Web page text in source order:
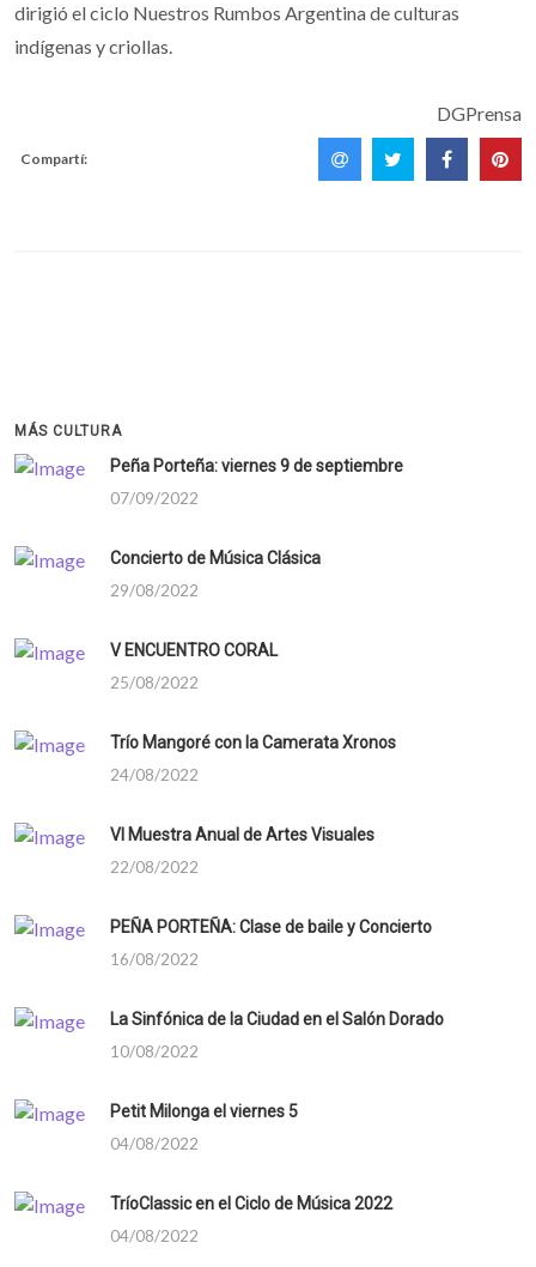
dirigió el ciclo Nuestros Rumbos Argentina de culturas
indígenas y criollas.
DGPrensa
Compartí:
MÁS CULTURA
Peña Porteña: viernes 9 de septiembre
07/09/2022
Concierto de Música Clásica
29/08/2022
V ENCUENTRO CORAL
25/08/2022
Trío Mangoré con la Camerata Xronos
24/08/2022
VI Muestra Anual de Artes Visuales
22/08/2022
PEÑA PORTEÑA: Clase de baile y Concierto
16/08/2022
La Sinfónica de la Ciudad en el Salón Dorado
10/08/2022
Petit Milonga el viernes 5
04/08/2022
TríoClassic en el Ciclo de Música 2022
04/08/2022